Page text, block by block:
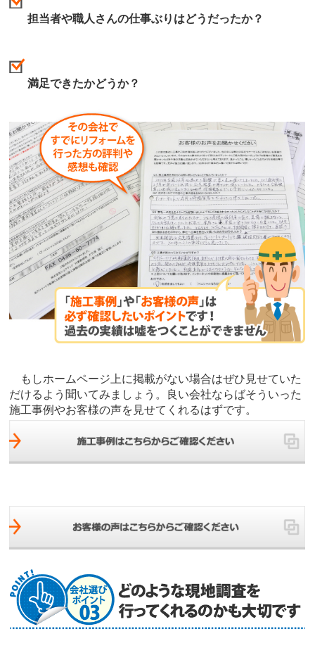
担当者や職人さんの仕事ぶりはどうだったか？
満足できたかどうか？
もしホームページ上に掲載がない場合はぜひ見せていた
だけるよう聞いてみましょう。良い会社ならばそういった
施工事例やお客様の声を見せてくれるはずです。